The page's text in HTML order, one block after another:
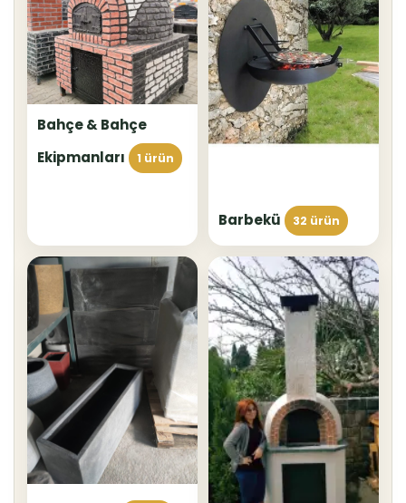
Bahçe & Bahçe
Ekipmanları
1 ürün
Barbekü 32 ürün